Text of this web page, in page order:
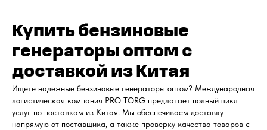
Купить бензиновые
генераторы оптом с
доставкой из Китая
Ищете надежные бензиновые генераторы оптом? Международная
логистическая компания PRO TORG предлагает полный цикл
услуг по поставкам из Китая. Мы обеспечиваем доставку
напрямую от поставщика, а также проверку качества товаров с